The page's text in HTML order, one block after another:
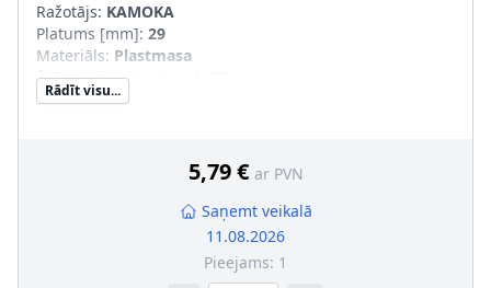
Ražotājs: KAMOKA
Platums [mm]: 29
Materiāls: Plastmasa
Ārējais diametrs [mm]
Rādīt visu...
5,79 € ar PVN
Saņemt veikalā
11.08.2026
Pieejams: 1